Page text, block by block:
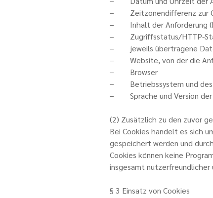
– Zeitzonendifferenz zur
– Inhalt der Anforderung
– Zugriffsstatus/HTTP-
– jeweils übertragene
– Website, von der die
– Browser
– Betriebssystem und
– Sprache und Version der
(2) Zusätzlich zu den zuvor
Bei Cookies handelt es sich
gespeichert werden und
Cookies können keine
insgesamt
§ 3 Einsatz von Cookies